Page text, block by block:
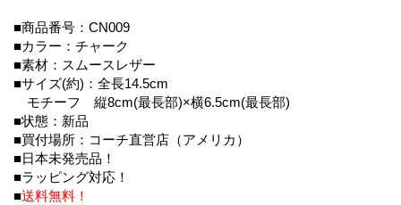
■商品番号：CN009
■カラー：チャーク
■素材：スムースレザー
■サイズ(約)：全長14.5cm
モチーフ 縦8cm(最長部)×横6.5cm(最長部)
■状態：新品
■買付場所：コーチ直営店（アメリカ）
■日本未発売品！
■ラッピング対応！
■送料無料！